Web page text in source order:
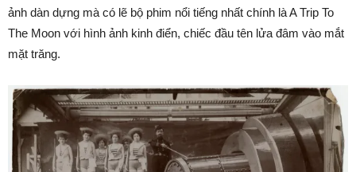
ảnh dàn dựng mà có lẽ bộ phim nổi tiếng nhất chính là A Trip To
The Moon với hình ảnh kinh điển, chiếc đầu tên lửa đâm vào mắt
mặt trăng.